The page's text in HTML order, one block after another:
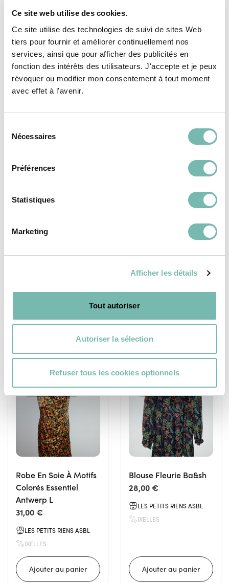
Ce site web utilise des cookies.
Ce site utilise des technologies de suivi de sites Web
tiers pour fournir et améliorer continuellement nos
services, ainsi que pour afficher des publicités en
fonction des intérêts des utilisateurs. J'accepte et je peux
révoquer ou modifier mon consentement à tout moment
avec effet à l'avenir.
Nécessaires
Préférences
Statistiques
Marketing
Afficher les détails
Tout autoriser
Autoriser la sélection
Refuser tous les cookies optionnels
Vous pourriez aussi
aimer...
VÊTEMENTS
FEMME
Pailleté Des Petits
IXELLES
Robe Courte Fluide
Zébrée Essentiel
IXELLES
FEMME
Robe En Soie À Motifs
Colorés Essentiel
Antwerp L
31,00 €
LES PETITS RIENS ASBL
IXELLES
FEMME
Blouse Fleurie Ba&sh
28,00 €
LES PETITS RIENS ASBL
IXELLES